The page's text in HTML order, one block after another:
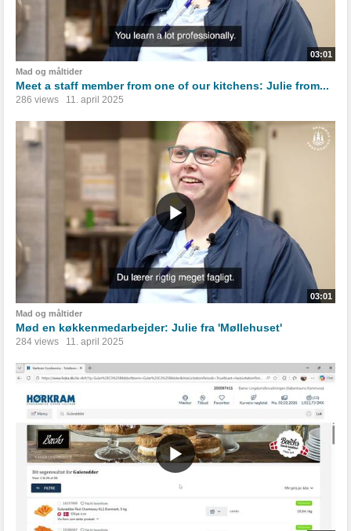
03:01
Mad og måltider
Meet a staff member from one of our kitchens: Julie from...
286 views 11. april 2025
03:01
Mad og måltider
Mød en køkkenmedarbejder: Julie fra 'Møllehuset'
284 views 11. april 2025